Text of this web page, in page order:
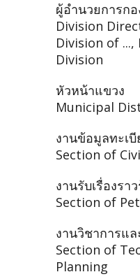
ผู้อำนวยการกอ
Division
Division of
Division
หัวหน้าแขวง
Municipal
งานข้อมูลทะเ
Section of
งานรับเรื่องรา
Section of
งานวิชาการแ
Section of
Planning